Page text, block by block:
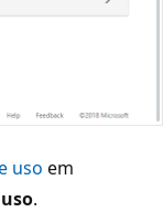
uso em
.